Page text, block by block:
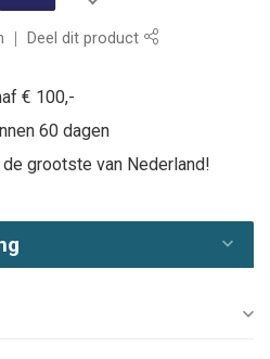
Deel dit product
€ 100,-
60 dagen
de grootste van Nederland!